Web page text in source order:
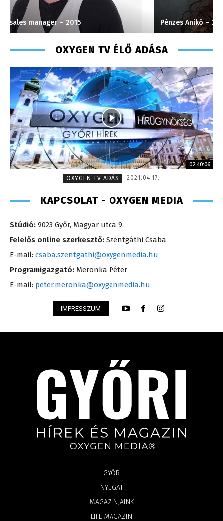
Pénzes Anikó – 2008
OXYGEN TV ÉLŐ ADÁSA
02:40:06
OXYGEN TV ADÁS
2021.04.17.
KAPCSOLAT - OXYGEN MEDIA
Stúdió: 9023 Győr, Magyar utca 9.
Felelős online szerkesztő: Szentgáthi Csaba
E-mail: csaba.szentgathi@oxygenmedia.hu
Programigazgató: Meronka Péter
E-mail: peter.meronka@oxygenmedia.hu
IMPRESSZUM
GYŐR
NYUGAT
MAGAZINJAINK
LIFE MAGAZIN